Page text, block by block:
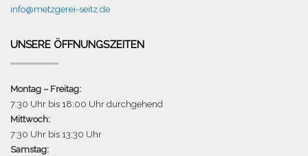
info@metzgerei-seitz.de
UNSERE ÖFFNUNGSZEITEN
Montag – Freitag:
7:30 Uhr bis 18:00 Uhr durchgehend
Mittwoch:
7:30 Uhr bis 13:30 Uhr
Samstag: